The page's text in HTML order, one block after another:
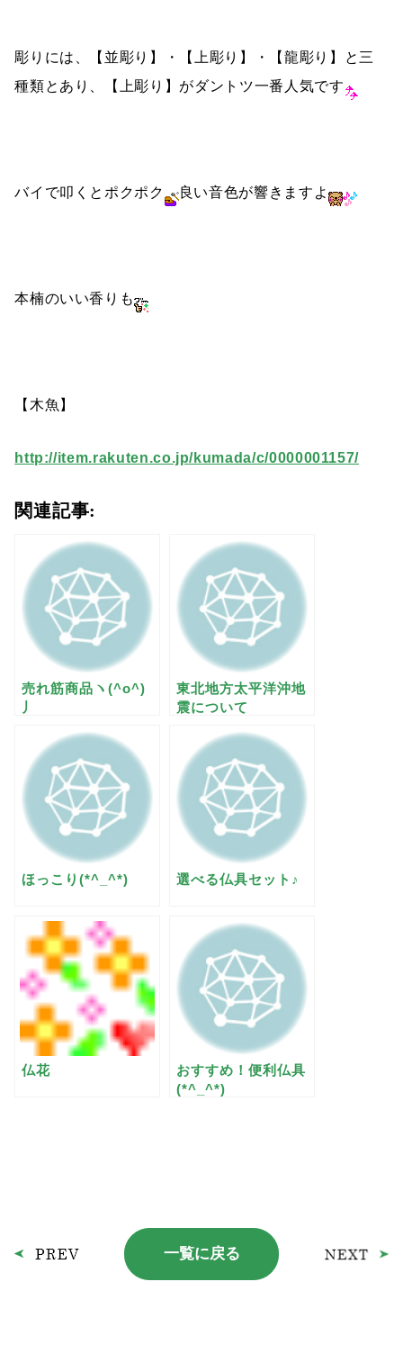
彫りには、【並彫り】・【上彫り】・【龍彫り】と三
種類とあり、【上彫り】がダントツ一番人気です
バイで叩くとポクポク 良い音色が響きますよ
本楠のいい香りも
【木魚】
http://item.rakuten.co.jp/kumada/c/0000001157/
関連記事:
売れ筋商品ヽ(^o^)
丿
東北地方太平洋沖地
震について
ほっこり(*^_^*) 選べる仏具セット♪
仏花
おすすめ！便利仏具
(*^_^*)
一覧に戻る